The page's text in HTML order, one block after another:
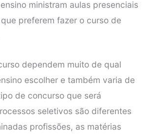
ministram aulas presenciais
preferem fazer o curso de
dependem muito de qual
escolher e também varia de
de concurso que será
seletivos são diferentes
profissões, as matérias